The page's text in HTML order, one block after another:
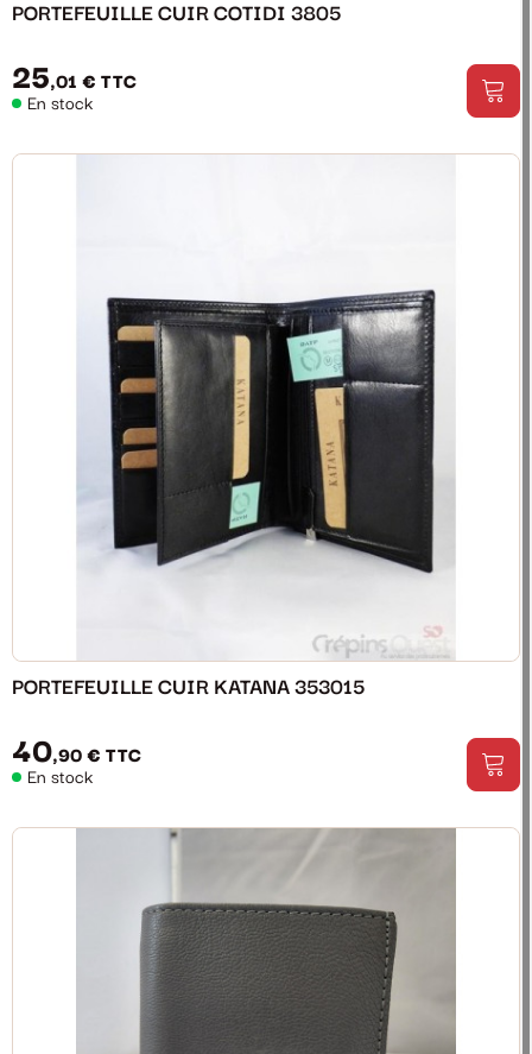
PORTEFEUILLE CUIR COTIDI 3805
25,01 € TTC
En stock
PORTEFEUILLE CUIR KATANA 353015
40,90 € TTC
En stock